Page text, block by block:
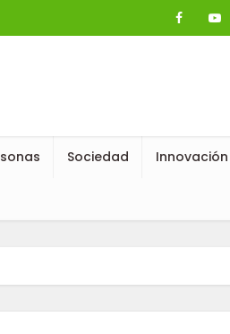
Sociedad Innovación